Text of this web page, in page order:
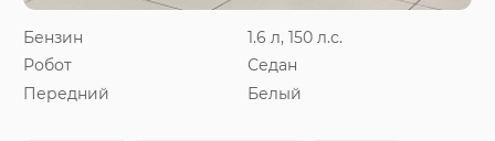
Бензин
1.6 л, 150 л.с.
Робот
Седан
Передний
Белый